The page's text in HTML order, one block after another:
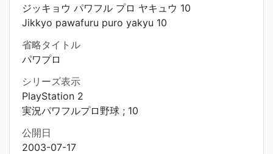
ジッキョウ パワフル プロ ヤキュウ 10
Jikkyo pawafuru puro yakyu 10
省略タイトル
パワプロ
シリーズ表示
PlayStation 2
実況パワフルプロ野球 ; 10
公開日
2003-07-17